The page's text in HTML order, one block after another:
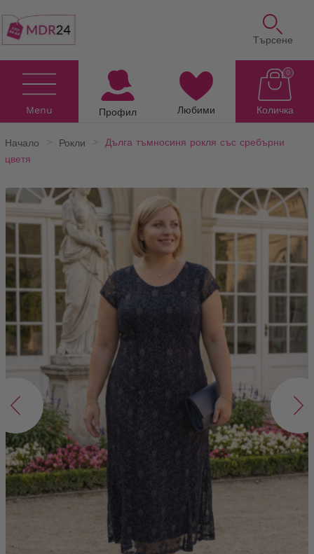
Търсене
Menu Профил Любими Количка
0
Начало Рокли
Дълга тъмносиня рокля със сребърни
цветя